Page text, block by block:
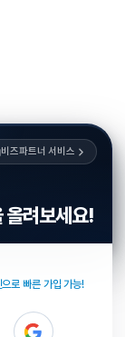
비즈파트너 서비스
올려보세요!
로 빠른 가입 가능!